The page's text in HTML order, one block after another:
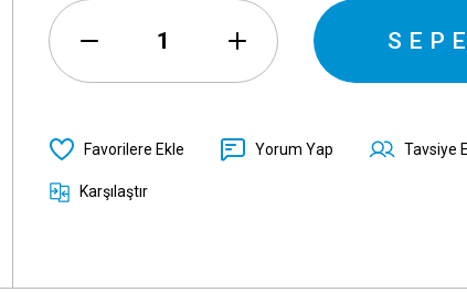
Yorum Yap Tavsiye
Karşılaştır